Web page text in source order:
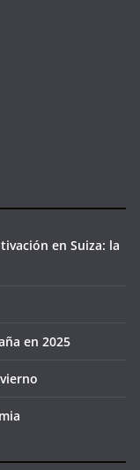
en Suiza: la
en 2025